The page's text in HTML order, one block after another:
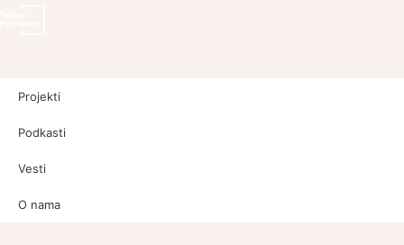
Projekti
Podkasti
Vesti
O nama